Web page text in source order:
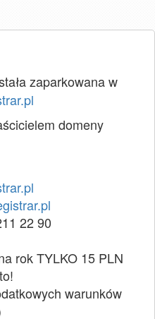
zaparkowana w
domeny
22 90
rok TYLKO 15 PLN
warunków